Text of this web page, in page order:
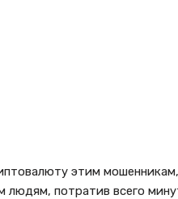
этим
потратив всего